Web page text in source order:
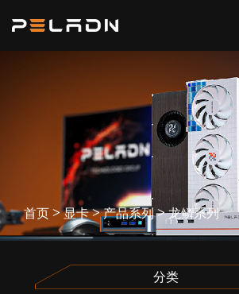
首页 >显卡>产品系列>龙鳞系列
分类